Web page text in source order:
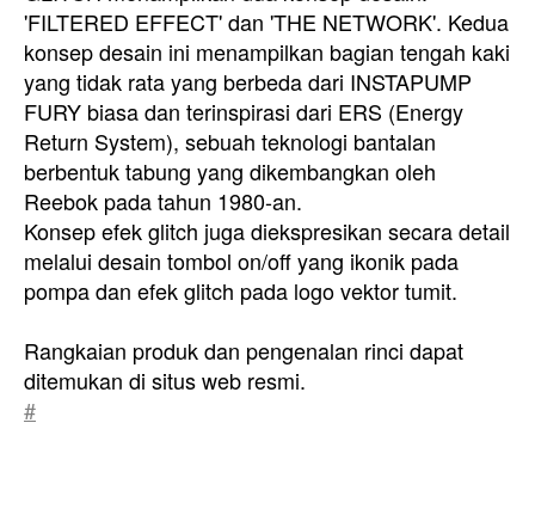
'FILTERED EFFECT' dan 'THE NETWORK'. Kedua
konsep desain ini menampilkan bagian tengah kaki
yang tidak rata yang berbeda dari INSTAPUMP
FURY biasa dan terinspirasi dari ERS (Energy
Return System), sebuah teknologi bantalan
berbentuk tabung yang dikembangkan oleh
Reebok pada tahun 1980-an.
Konsep efek glitch juga diekspresikan secara detail
melalui desain tombol on/off yang ikonik pada
pompa dan efek glitch pada logo vektor tumit.
Rangkaian produk dan pengenalan rinci dapat
ditemukan di situs web resmi.
#